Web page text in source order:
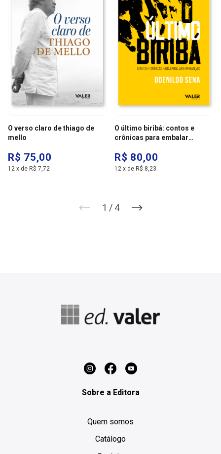
O verso claro de thiago de
mello
R$ 75,00
12 x de R$ 7,72
O último biribá: contos e
crônicas para embalar
R$ 80,00
12 x de R$ 8,23
1 / 4
Sobre a Editora
Quem somos
Catálogo